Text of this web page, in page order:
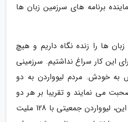
برنامه های سرزمین زبان ها
ها را زنده نگاه داریم و هیچ
این کار سراغ نداشتیم. سرزمینی
به خودش. مردم لیوواردن به دو
می نمایند و تقریبا بر هر دو
مسلط هستند، علاوه بر این، لیوواردن جمعیتی با 128 ملیت